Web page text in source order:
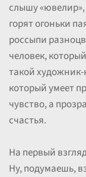
слышу
горят огоньки
россыпи
человек,
такой
который умеет
чувство, а
счастья.
На первый
Ну, подумаешь,